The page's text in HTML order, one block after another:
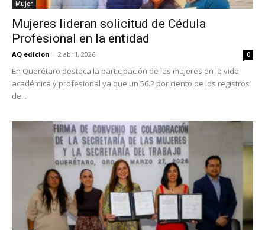
Mujer
Mujeres lideran solicitud de Cédula
Profesional en la entidad
AQ edicion - 2 abril, 2026 0
En Querétaro destaca la participación de las mujeres en la vida
académica y profesional ya que un 56.2 por ciento de los registros
de...